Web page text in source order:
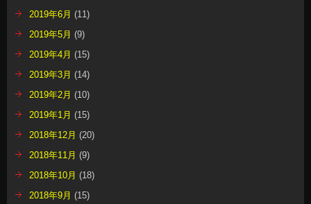
2019年6月 (11)
2019年5月 (9)
2019年4月 (15)
2019年3月 (14)
2019年2月 (10)
2019年1月 (15)
2018年12月 (20)
2018年11月 (9)
2018年10月 (18)
2018年9月 (15)